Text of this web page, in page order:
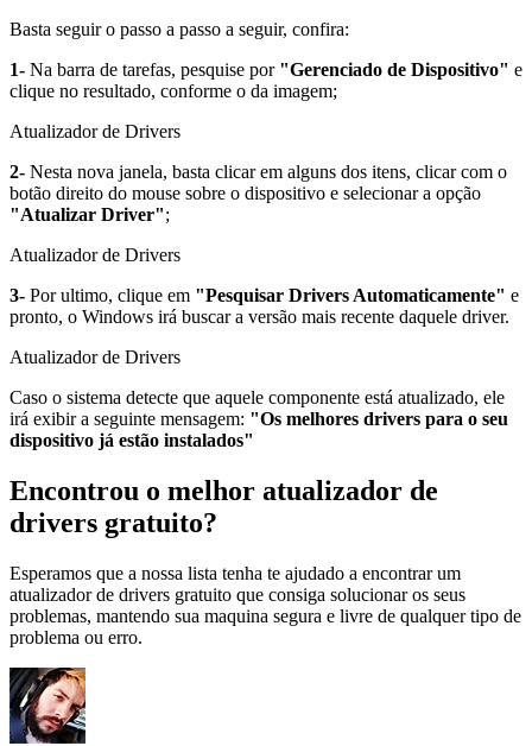
Basta seguir o passo a passo a seguir, confira:
1- Na barra de tarefas, pesquise por "Gerenciado de Dispositivo" e
clique no resultado, conforme o da imagem;
Atualizador de Drivers
2- Nesta nova janela, basta clicar em alguns dos itens, clicar com o
botão direito do mouse sobre o dispositivo e selecionar a opção
"Atualizar Driver";
Atualizador de Drivers
3- Por ultimo, clique em "Pesquisar Drivers Automaticamente" e
pronto, o Windows irá buscar a versão mais recente daquele driver.
Atualizador de Drivers
Caso o sistema detecte que aquele componente está atualizado, ele
irá exibir a seguinte mensagem: "Os melhores drivers para o seu
dispositivo já estão instalados"
Encontrou o melhor atualizador de
drivers gratuito?
Esperamos que a nossa lista tenha te ajudado a encontrar um
atualizador de drivers gratuito que consiga solucionar os seus
problemas, mantendo sua maquina segura e livre de qualquer tipo de
problema ou erro.